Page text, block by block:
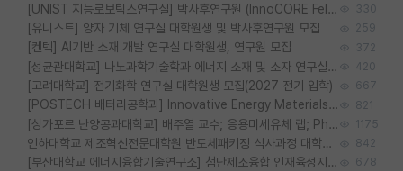
[UNIST 지능로보틱스연구실] 박사후연구원 (InnoCORE Fellow) 모집 공고 330
[유니스트] 양자 기체 연구실 대학원생 및 박사후연구원 모집 259
[켄텍] AI기반 소재 개발 연구실 대학원생, 연구원 모집 372
[성균관대학교] 나노과학기술학과 에너지 소재 및 소자 연구실 대학원생 모집 420
[고려대학교] 전기화학 연구실 대학원생 모집(2027 전기 입학) 667
[POSTECH 배터리공학과] Innovative Energy Materials Lab 대학원생 모집 (특성화대학원) 821
[싱가포르 난양공과대학교] 배주열 교수; 응용미세유체 랩; PhD/Postdoc/Visiting 모집 1175
인하대학교 제조혁신전문대학원 반도체패키징 석사과정 대학원생 모집 842
[부산대학교 에너지융합기술연구소] 첨단제조융합 인재육성지원 박사후연구원 채용 (이진홍 교수님 연구실) 678